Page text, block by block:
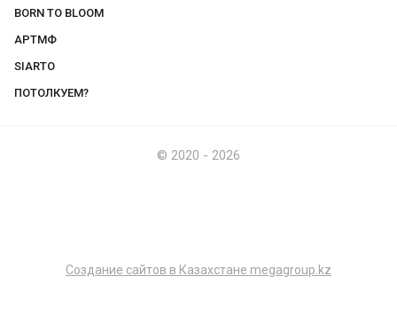
BORN TO BLOOM
АРТМФ
SIARTO
ПОТОЛКУЕМ?
© 2020 - 2026
Создание сайтов в Казахстане megagroup.kz